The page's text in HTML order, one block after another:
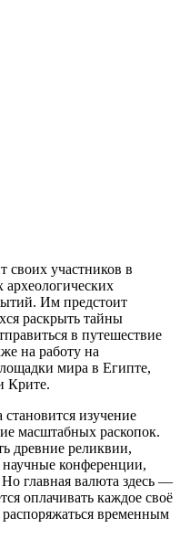
своих участников в
археологических
Им предстоит
раскрыть тайны
в путешествие
на работу на
мира в Египте,
Крите.
становится изучение
масштабных раскопок.
древние реликвии,
научные конференции,
Но главная валюта здесь —
оплачивать каждое своё
временным